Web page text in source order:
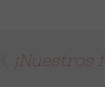
¡Nuestros